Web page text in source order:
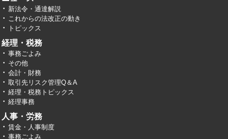
新法令・通達解説
これからの法改正の動き
トピックス
経理・税務
事務ごよみ
その他
会計・財務
取引先リスク管理Q＆A
経理・税務トピックス
経理事務
人事・労務
賃金・人事制度
事務ごよみ